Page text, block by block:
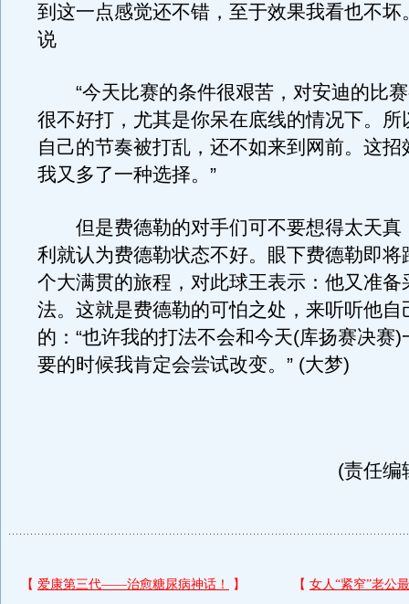
到这一点感觉还不错，至于效果我看也不坏
说
“今天比赛的条件很艰苦，对安迪的比赛
很不好打，尤其是你呆在底线的情况下。所
自己的节奏被打乱，还不如来到网前。这招
我又多了一种选择。”
但是费德勒的对手们可不要想得太天真
利就认为费德勒状态不好。眼下费德勒即将
个大满贯的旅程，对此球王表示：他又准备
法。这就是费德勒的可怕之处，来听听他自
的：“也许我的打法不会和今天(库扬赛决赛
要的时候我肯定会尝试改变。” (大梦)
(责任编